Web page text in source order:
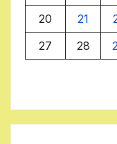
20
21
27
28